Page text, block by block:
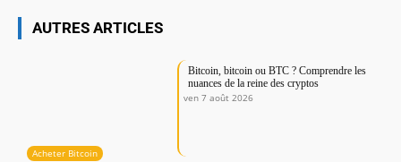
AUTRES ARTICLES
Acheter Bitcoin
Bitcoin, bitcoin ou BTC ? Comprendre les
nuances de la reine des cryptos
ven 7 août 2026